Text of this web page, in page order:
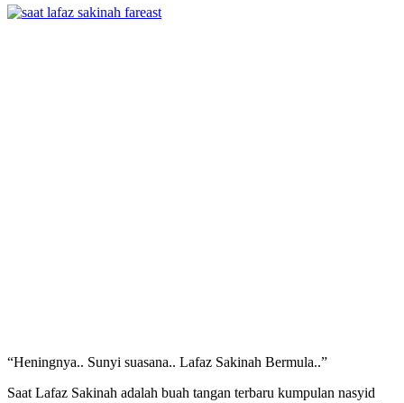
“Heningnya.. Sunyi suasana.. Lafaz Sakinah Bermula..”
Saat Lafaz Sakinah adalah buah tangan terbaru kumpulan nasyid